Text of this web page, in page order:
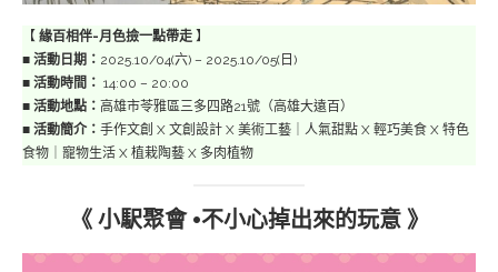
【 緣百相伴-月色撿一點帶走 】
■ 活動日期： 2025.10/04(六) – 2025.10/05(日)
■ 活動時間： 14:00 – 20:00
■ 活動地點： 高雄市苓雅區三多四路21號（高雄大遠百）
■ 活動簡介： 手作文創 X 文創設計 X 美術工藝｜人氣甜點 X 輕巧美食 X 特色
食物｜寵物生活 X 植栽陶藝 X 多肉植物
《 小駅聚會 •不小心掉出來的玩意 》